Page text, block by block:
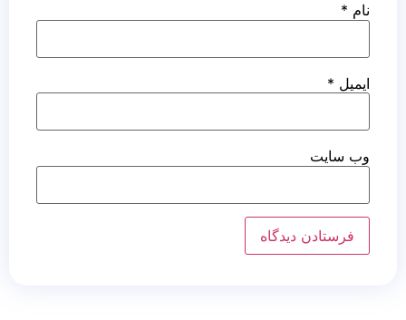
نام *
ایمیل *
وب‌ سایت